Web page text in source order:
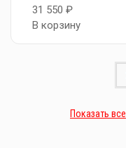
31 550 ₽
В корзину
Показать все